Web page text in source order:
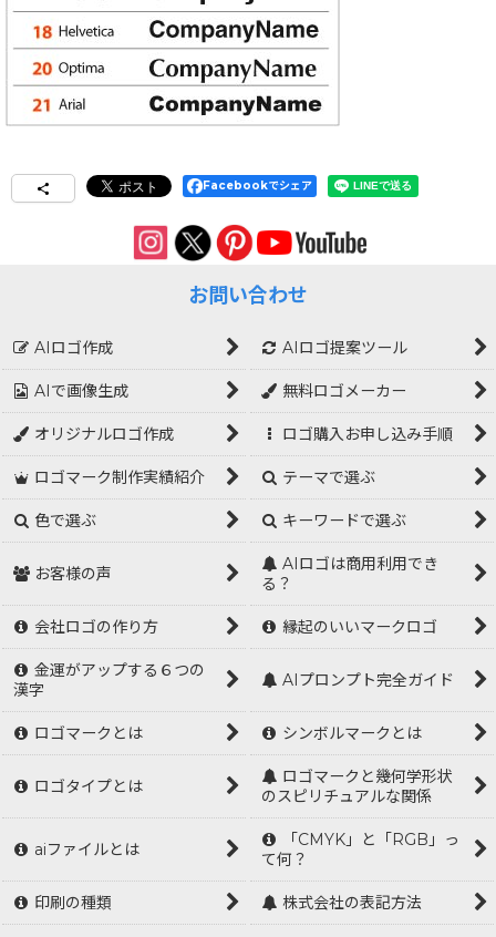
Facebookでシェア
お問い合わせ
AIロゴ作成 AIロゴ提案ツール
AIで画像生成 無料ロゴメーカー
オリジナルロゴ作成 ロゴ購入お申し込み手順
ロゴマーク制作実績紹介 テーマで選ぶ
色で選ぶ キーワードで選ぶ
お客様の声
AIロゴは商用利用でき
る？
会社ロゴの作り方 縁起のいいマークロゴ
金運がアップする６つの
漢字
AIプロンプト完全ガイド
ロゴマークとは シンボルマークとは
ロゴタイプとは
ロゴマークと幾何学形状
のスピリチュアルな関係
aiファイルとは
「CMYK」と「RGB」っ
て何？
印刷の種類 株式会社の表記方法